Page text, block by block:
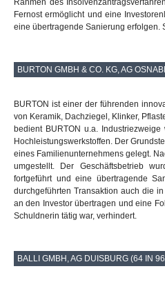
Rahmen des
Fernost ermöglicht und eine
eine übertragende Sanierung erfolgen.
BURTON GMBH & CO. KG, AG
BURTON ist einer der führenden
von Keramik, Dachziegel, Klinker,
bedient BURTON u.a.
Hochleistungswerkstoffen. Der
eines Familienunternehmens gelegt.
umgestellt. Der Geschäftsbetrieb
fortgeführt und eine übertragende
durchgeführten Transaktion auch die
an den Investor übertragen und eine
Schuldnerin tätig war, verhindert.
BALLI GMBH, AG DUISBURG (64 IN